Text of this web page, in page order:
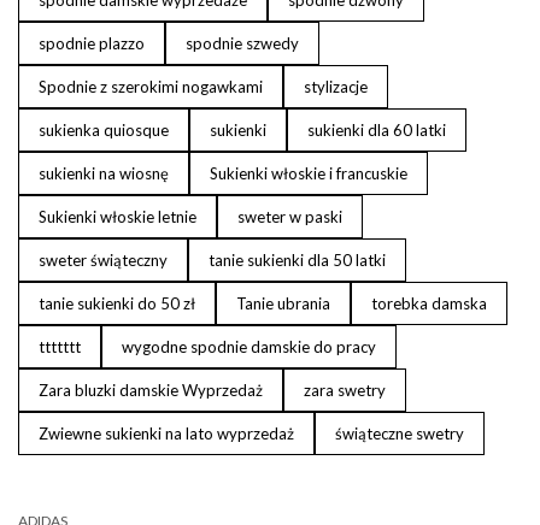
spodnie plazzo spodnie szwedy
Spodnie z szerokimi nogawkami stylizacje
sukienka quiosque sukienki sukienki dla 60 latki
sukienki na wiosnę Sukienki włoskie i francuskie
Sukienki włoskie letnie sweter w paski
sweter świąteczny tanie sukienki dla 50 latki
tanie sukienki do 50 zł Tanie ubrania torebka damska
ttttttt wygodne spodnie damskie do pracy
Zara bluzki damskie Wyprzedaż zara swetry
Zwiewne sukienki na lato wyprzedaż świąteczne swetry
ADIDAS